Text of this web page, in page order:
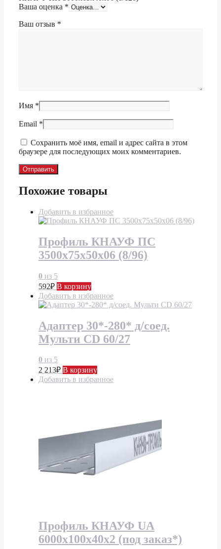
Ваша оценка *
Ваш отзыв *
Имя *
Email *
Сохранить моё имя, email и адрес сайта в этом
браузере для последующих моих комментариев.
Похожие товары
Добавить в избранное
Профиль КНАУФ ПС
3500х75х50х06 (8/96)
0 из 5
592₽ В корзину
Добавить в избранное
Адаптер 30*-280* д/соед.
Мульти CD 60/27
0 из 5
2 213₽ В корзину
Добавить в избранное
Профиль КНАУФ UA
6000х100х40х2 (под заказ*)